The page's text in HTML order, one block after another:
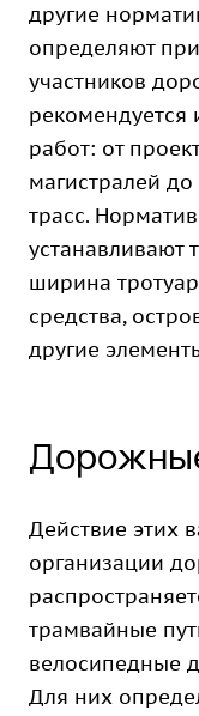
другие
определяют
участников
рекомендуется
работ: от
магистралей
трасс.
устанавливают
ширина
средства,
другие
Действие этих
организации
трамвайные
велосипедные
Для них